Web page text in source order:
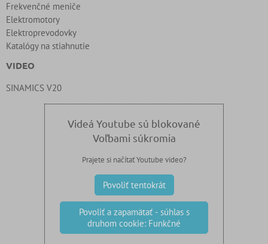
Frekvenčné meniče
Elektromotory
Elektroprevodovky
Katalógy na stiahnutie
VIDEO
SINAMICS V20
Videá Youtube sú blokované
Voľbami súkromia
Prajete si načítať Youtube video?
Povoliť tentokrát
Povoliť a zapamätať - súhlas s
druhom cookie: Funkčné